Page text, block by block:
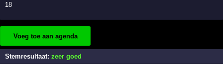
18
Voeg toe aan agenda
Stemresultaat:zeer goed